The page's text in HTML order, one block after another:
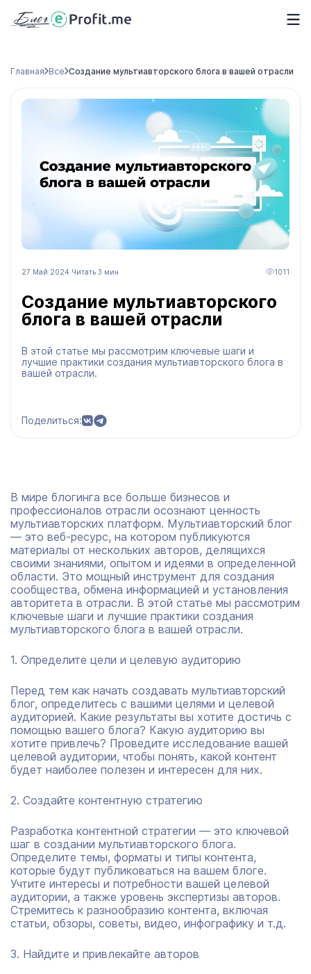
Главная Все Создание мультиавторского блога в вашей отрасли
27 Май 2024·Читать 3 мин 1011
Создание мультиавторского
блога в вашей отрасли
В этой статье мы рассмотрим ключевые шаги и
лучшие практики создания мультиавторского блога в
вашей отрасли.
Поделиться:
В мире блогинга все больше бизнесов и
профессионалов отрасли осознают ценность
мультиавторских платформ. Мультиавторский блог
— это веб-ресурс, на котором публикуются
материалы от нескольких авторов, делящихся
своими знаниями, опытом и идеями в определенной
области. Это мощный инструмент для создания
сообщества, обмена информацией и установления
авторитета в отрасли. В этой статье мы рассмотрим
ключевые шаги и лучшие практики создания
мультиавторского блога в вашей отрасли.
1. Определите цели и целевую аудиторию
Перед тем как начать создавать мультиавторский
блог, определитесь с вашими целями и целевой
аудиторией. Какие результаты вы хотите достичь с
помощью вашего блога? Какую аудиторию вы
хотите привлечь? Проведите исследование вашей
целевой аудитории, чтобы понять, какой контент
будет наиболее полезен и интересен для них.
2. Создайте контентную стратегию
Разработка контентной стратегии — это ключевой
шаг в создании мультиавторского блога.
Определите темы, форматы и типы контента,
которые будут публиковаться на вашем блоге.
Учтите интересы и потребности вашей целевой
аудитории, а также уровень экспертизы авторов.
Стремитесь к разнообразию контента, включая
статьи, обзоры, советы, видео, инфографику и т.д.
3. Найдите и привлекайте авторов